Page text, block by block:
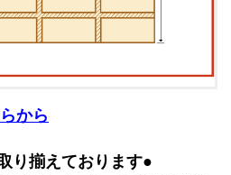
から
り揃えております●